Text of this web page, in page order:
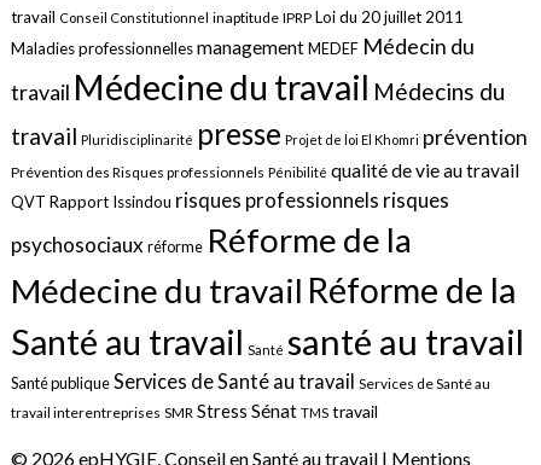
travail Conseil Constitutionnel inaptitude IPRP Loi du 20 juillet 2011
Maladies professionnellesmanagement MEDEF Médecin du
travail Médecine du travail Médecins du
travail Pluridisciplinarité presse Projet de loi El Khomri prévention
Prévention des Risques professionnels Pénibilité qualité de vie au travail
QVT Rapport Issindou risques professionnels risques
psychosociaux réforme Réforme de la
Médecine du travail Réforme de la
Santé au travail Santé santé au travail
Santé publique Services de Santé au travail Services de Santé au
travail interentreprises SMR Stress Sénat TMS travail
© 2026 epHYGIE, Conseil en Santé au travail | Mentions